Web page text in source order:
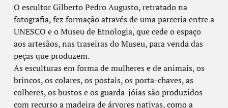
O escultor Gilberto Pedro Augusto, retratado na
fotografia, fez formação através de uma parceria entre a
UNESCO e o Museu de Etnologia, que cede o espaço
aos artesãos, nas traseiras do Museu, para venda das
peças que produzem.
As esculturas em forma de mulheres e de animais, os
brincos, os colares, os postais, os porta-chaves, as
colheres, os bustos e os guarda-jóias são produzidos
com recurso a madeira de árvores nativas, como a